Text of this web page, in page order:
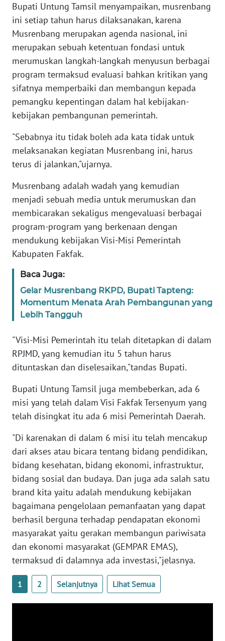
Bupati Untung Tamsil menyampaikan, musrenbang
ini setiap tahun harus dilaksanakan, karena
Musrenbang merupakan agenda nasional, ini
merupakan sebuah ketentuan fondasi untuk
merumuskan langkah-langkah menyusun berbagai
program termaksud evaluasi bahkan kritikan yang
sifatnya memperbaiki dan membangun kepada
pemangku kepentingan dalam hal kebijakan-
kebijakan pembangunan pemerintah.
"Sebabnya itu tidak boleh ada kata tidak untuk
melaksanakan kegiatan Musrenbang ini, harus
terus di jalankan,"ujarnya.
Musrenbang adalah wadah yang kemudian
menjadi sebuah media untuk merumuskan dan
membicarakan sekaligus mengevaluasi berbagai
program-program yang berkenaan dengan
mendukung kebijakan Visi-Misi Pemerintah
Kabupaten Fakfak.
Baca Juga:
Gelar Musrenbang RKPD, Bupati Tapteng:
Momentum Menata Arah Pembangunan yang
Lebih Tangguh
"Visi-Misi Pemerintah itu telah ditetapkan di dalam
RPJMD, yang kemudian itu 5 tahun harus
dituntaskan dan diselesaikan,"tandas Bupati.
Bupati Untung Tamsil juga membeberkan, ada 6
misi yang telah dalam Visi Fakfak Tersenyum yang
telah disingkat itu ada 6 misi Pemerintah Daerah.
"Di karenakan di dalam 6 misi itu telah mencakup
dari akses atau bicara tentang bidang pendidikan,
bidang kesehatan, bidang ekonomi, infrastruktur,
bidang sosial dan budaya. Dan juga ada salah satu
brand kita yaitu adalah mendukung kebijakan
bagaimana pengelolaan pemanfaatan yang dapat
berhasil berguna terhadap pendapatan ekonomi
masyarakat yaitu gerakan membangun pariwisata
dan ekonomi masyarakat (GEMPAR EMAS),
termaksud di dalamnya ada investasi,"jelasnya.
1 2 Selanjutnya Lihat Semua
WN
WN
KEPRI
WN
PAPUA
PAPUA
BARAT
RIAU
WN
SERAMBI
WN
JAMBI
WN
SULTRA
NTB
WN
WN
SULBAR
WN
BABEL
WN
SUMBAR
SUMSEL
WN
BENGKULU
WN